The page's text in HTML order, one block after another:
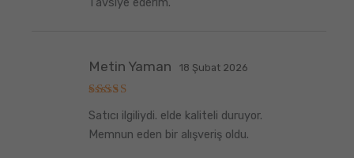
üzerinden
5oy aldı
Metin Yaman 18 Şubat 2026
Satıcı ilgiliydi. elde kaliteli duruyor.
Memnun eden bir alışveriş oldu.